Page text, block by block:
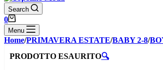
Search
Carrello
0
Menu
Home/PRIMAVERA ESTATE/BABY 2-8/
PRODOTTO ESAURITO🔍